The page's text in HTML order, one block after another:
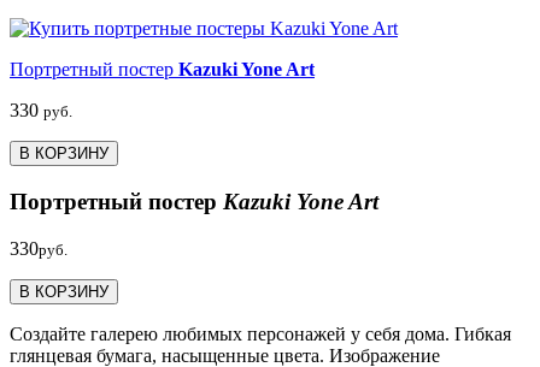
Портретный постер Kazuki Yone Art
330 руб.
В КОРЗИНУ
Портретный постер Kazuki Yone Art
330руб.
В КОРЗИНУ
Создайте галерею любимых персонажей у себя дома. Гибкая
глянцевая бумага, насыщенные цвета. Изображение